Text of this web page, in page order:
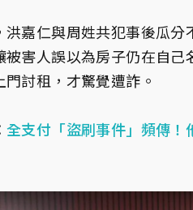
洪嘉仁與周姓共犯事後瓜
被害人誤以為房子仍在自
討租，才驚覺遭詐。
全支付「盜刷事件」頻傳